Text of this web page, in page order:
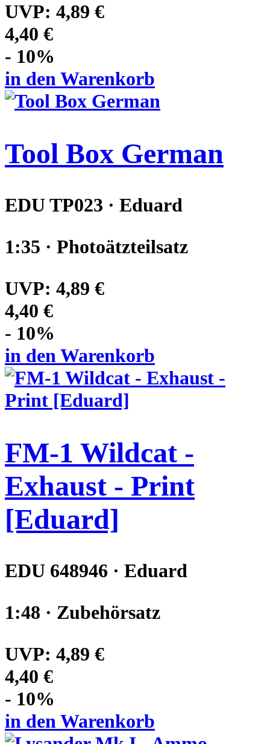
UVP: 4,89 €
4,40 €
- 10%
in den Warenkorb
Tool Box German
EDU TP023 · Eduard
1:35 · Photoätzteilsatz
UVP: 4,89 €
4,40 €
- 10%
in den Warenkorb
FM-1 Wildcat -
Exhaust - Print
[Eduard]
EDU 648946 · Eduard
1:48 · Zubehörsatz
UVP: 4,89 €
4,40 €
- 10%
in den Warenkorb